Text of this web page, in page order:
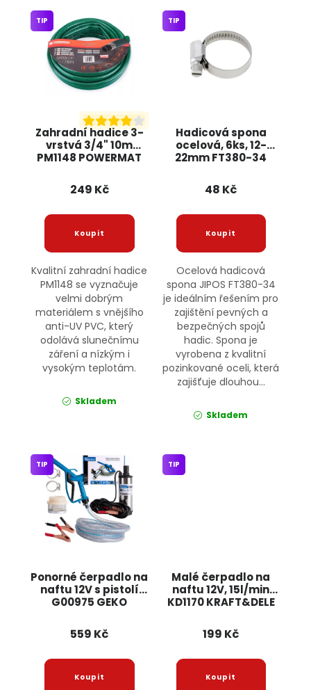
Zahradní hadice 3-
vrstvá 3/4" 10m
PM1148 POWERMAT
TIP
249 Kč
Kvalitní zahradní hadice
PM1148 se vyznačuje
velmi dobrým
materiálem s vnějšího
anti-UV PVC, který
odolává slunečnímu
záření a nízkým i
vysokým teplotám.
Skladem
Hadicová spona
ocelová, 6ks, 12-
22mm FT380-34
TIP
48 Kč
Ocelová hadicová
spona JIPOS FT380-34
je ideálním řešením pro
zajištění pevných a
bezpečných spojů
hadic. Spona je
vyrobena z kvalitní
pozinkované oceli, která
zajišťuje dlouhou...
Skladem
Ponorné čerpadlo na
naftu 12V s pistolí
G00975 GEKO
TIP
559 Kč
Malé čerpadlo na
naftu 12V, 15l/min
KD1170 KRAFT&DELE
TIP
199 Kč